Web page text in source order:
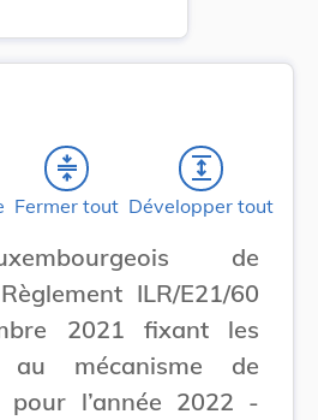
compress
Fermer tout
expand
Développer tout
de
ILR/E21/60
2021 fixant les
au mécanisme de
pour l’année 2022 -